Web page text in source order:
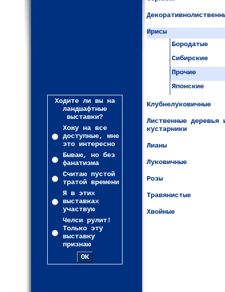
Ходите ли вы на
ландшафтные
выставки?
Хожу на все
доступные, мне
это интересно
Бываю, но без
фанатизма
Считаю пустой
тратой времени
Я в этих
выставках
участвую
Челси рулит!
Только эту
выставку
признаю
Ирисы
Бородатые
Сибирские
Прочие
Японские
Клубнелуковичные
Лиственные деревья
кустарники
Лианы
Луковичные
Розы
Травянистые
Хвойные